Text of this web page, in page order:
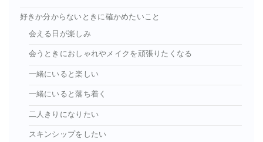
好きか分からないときに確かめたいこと
会える日が楽しみ
会うときにおしゃれやメイクを頑張りたくなる
一緒にいると楽しい
一緒にいると落ち着く
二人きりになりたい
スキンシップをしたい